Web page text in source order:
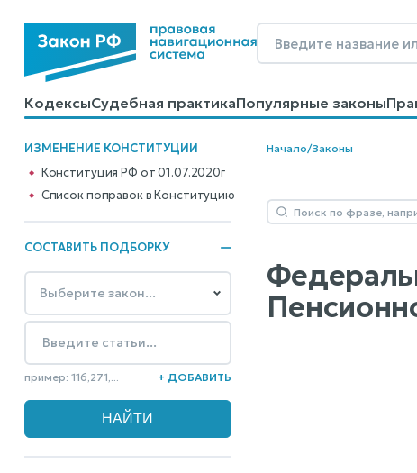
КодексыСудебная практикаПопулярные законы
КалькуляторыСправочные материалыОбразцы
ИЗМЕНЕНИЕ КОНСТИТУЦИИ
Конституция РФ от 01.07.2020г
Cписок поправок в Конституцию
СОСТАВИТЬ ПОДБОРКУ
пример: 116,271,... + ДОБАВИТЬ
Начало/Законы